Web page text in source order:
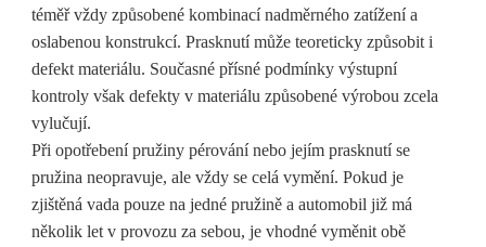
téměř vždy způsobené kombinací nadměrného zatížení a
oslabenou konstrukcí. Prasknutí může teoreticky způsobit i
defekt materiálu. Současné přísné podmínky výstupní
kontroly však defekty v materiálu způsobené výrobou zcela
vylučují.
Při opotřebení pružiny pérování nebo jejím prasknutí se
pružina neopravuje, ale vždy se celá vymění. Pokud je
zjištěná vada pouze na jedné pružině a automobil již má
několik let v provozu za sebou, je vhodné vyměnit obě